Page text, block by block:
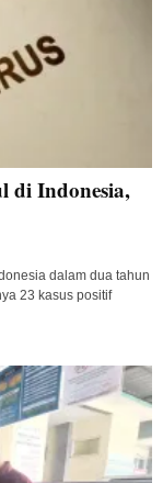
di Indonesia,
dalam dua tahun
23 kasus positif